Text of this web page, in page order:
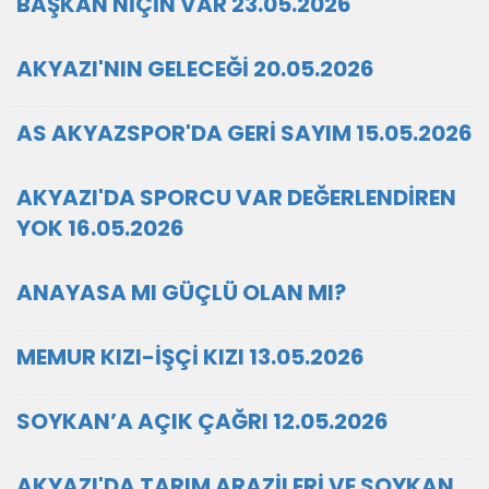
AKYAZI'NIN GELECEĞİ 20.05.2026
AS AKYAZSPOR'DA GERİ SAYIM 15.05.2026
AKYAZI'DA SPORCU VAR DEĞERLENDİREN
YOK 16.05.2026
ANAYASA MI GÜÇLÜ OLAN MI?
MEMUR KIZI-İŞÇİ KIZI 13.05.2026
SOYKAN’A AÇIK ÇAĞRI 12.05.2026